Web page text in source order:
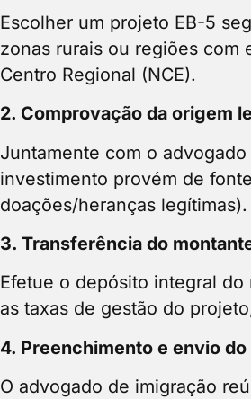
Escolher um projeto EB-5
zonas rurais ou regiões com
Centro Regional (NCE).
2. Comprovação da origem
Juntamente com o
investimento provém de
doações/heranças
3. Transferência do
Efetue o depósito integral
as taxas de gestão do
4. Preenchimento e envio
O advogado de imigração